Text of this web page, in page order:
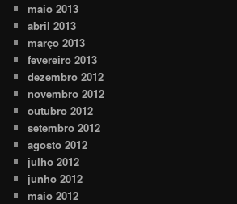
maio 2013
abril 2013
março 2013
fevereiro 2013
dezembro 2012
novembro 2012
outubro 2012
setembro 2012
agosto 2012
julho 2012
junho 2012
maio 2012